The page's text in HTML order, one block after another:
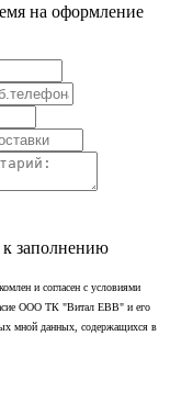
на оформление
к заполнению
и согласен с условиями
ООО ТК "Витал ЕВВ" и его
мной данных, содержащихся в